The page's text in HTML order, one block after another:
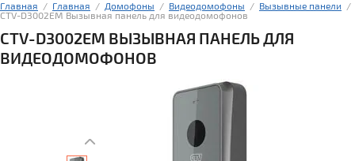
Главная
  /
Главная
  /
Домофоны
  /
Видеодомофоны
  /
Вызывные панели
  /
CTV-D3002EM Вызывная панель для видеодомофонов
CTV-D3002EM ВЫЗЫВНАЯ ПАНЕЛЬ ДЛЯ
ВИДЕОДОМОФОНОВ